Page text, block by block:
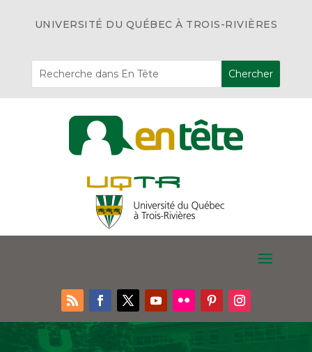
UNIVERSITÉ DU QUÉBEC À TROIS-RIVIÈRES